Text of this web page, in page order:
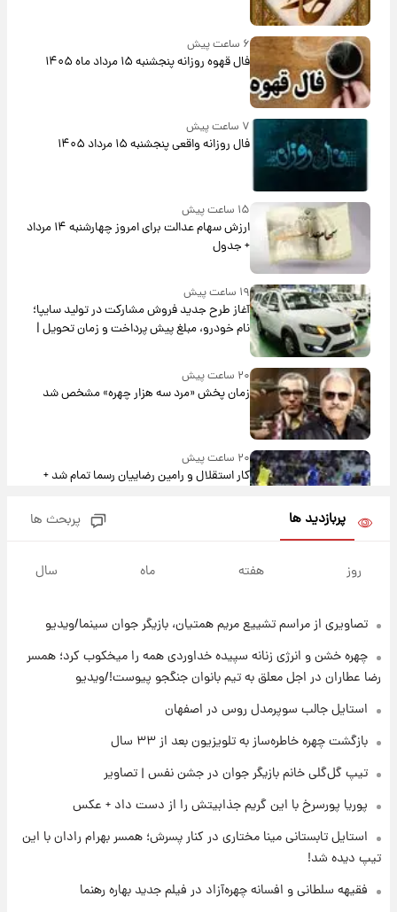
۶ ساعت پیش
فال قهوه روزانه پنجشنبه ۱۵ مرداد ماه ۱۴۰۵
۷ ساعت پیش
فال روزانه واقعی پنجشنبه ۱۵ مرداد ۱۴۰۵
۱۵ ساعت پیش
ارزش سهام عدالت برای امروز چهارشنبه ۱۴ مرداد
+ جدول
۱۹ ساعت پیش
آغاز طرح جدید فروش مشارکت در تولید سایپا؛
نام خودرو، مبلغ پیش پرداخت و زمان تحویل |
سود مشارکت چند درصد است؟
۲۰ ساعت پیش
زمان پخش «مرد سه هزار چهره» مشخص شد
۲۰ ساعت پیش
کار استقلال و رامین رضاییان رسما تمام شد +
مذاق رضاییان خوش نیامد+عکس
۲۱ ساعت پیش
۱۲۹۰ شمسی
۲۱ ساعت پیش
هسته‌ای در آسمان ظاهر شد
رونالدو از گنجینه خودروهای لوکسش رونمایی
پربازدید ها پربحث ها
روز هفته ماه سال
تصاویری از مراسم تشییع مریم همتیان، بازیگر جوان سینما/ویدیو
چهره خشن و انرژی زنانه سپیده خداوردی همه را میخکوب کرد؛ همسر
رضا عطاران در اجل معلق به تیم بانوان جنگجو پیوست!/ویدیو
استایل جالب سوپرمدل روس در اصفهان
بازگشت چهره خاطره‌ساز به تلویزیون بعد از ۳۳ سال
تیپ گل‌گلی خانم بازیگر جوان در جشن نفس | تصاویر
پوریا پورسرخ با این گریم جذابیتش را از دست داد + عکس
استایل تابستانی مینا مختاری در کنار پسرش؛ همسر بهرام رادان با این
تیپ دیده شد!
فقیهه سلطانی و افسانه چهره‌آزاد در فیلم جدید بهاره رهنما